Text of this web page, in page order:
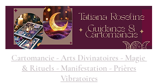
Cartomancie - Arts Divinatoires - Magie
& Rituels - Manifestation - Prières
Vibratoires